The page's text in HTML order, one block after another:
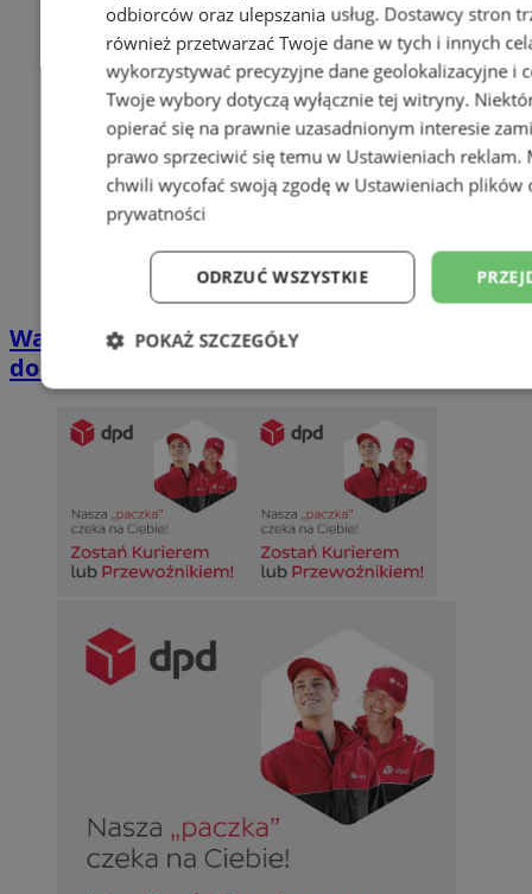
Wakacyjny wypoczynek nad Bałtykiem w
domkach Szmaragdowe Morze
odbiorców oraz ulepszania usług. Dostawcy stron
również przetwarzać Twoje dane w tych i innych
wykorzystywać precyzyjne dane geolokalizacyjne i
Twoje wybory dotyczą wyłącznie tej witryny.
opierać się na prawnie uzasadnionym interesie
prawo sprzeciwić się temu w Ustawieniach reklam.
chwili wycofać swoją zgodę w Ustawieniach plików
prywatności
ODRZUĆ WSZYSTKIE
POKAŻ SZCZEGÓŁY
Niezbędne Wydajność
Niesklasyfikowane
Niezbędne
Niezbędne pliki cookie umożliwiają korzystanie z podstawowych
takich jak logowanie użytkownika i zarządzanie kontem. Bez
można prawidłowo korzystać ze strony internetowej.
Provider/
Domena
SessID
sosnowiecki.pl